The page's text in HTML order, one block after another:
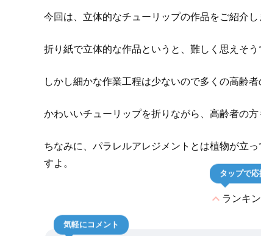
今回は、立体的なチューリップの作品をご紹介し
折り紙で立体的な作品というと、難しく思えそう
しかし細かな作業工程は少ないので多くの高齢
かわいいチューリップを折りながら、高齢者の
ちなみに、パラレルアレジメントとは植物が立
すよ。
expand_lessランキ
タップで応
気軽にコメント